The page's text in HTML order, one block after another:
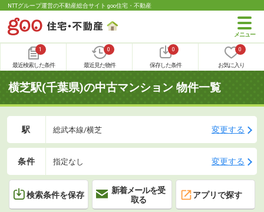
NTTグループ運営の不動産総合サイト goo住宅・不動産
1
最近検索した条件
0
最近見た物件
0
保存した条件
0
お気に入り
横芝駅(千葉県)の中古マンション 物件一覧
駅 総武本線/横芝 変更する
条件 指定なし 変更する
検索条件を保存
新着メールを受
取る
アプリで探す